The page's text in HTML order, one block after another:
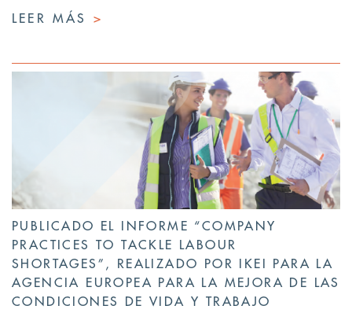
LEER MÁS >
PUBLICADO EL INFORME “COMPANY
PRACTICES TO TACKLE LABOUR
SHORTAGES”, REALIZADO POR IKEI PARA LA
AGENCIA EUROPEA PARA LA MEJORA DE LAS
CONDICIONES DE VIDA Y TRABAJO